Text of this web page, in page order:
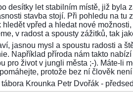
desítky let stabilním místě, již byla
stavba stojí. Při pohledu na tu
hledět vpřed a hledat nové
v radost a spousty zážitků, tak
jasnou mysl a spoustu radosti a
Například příroda nám takto
pro život v jungli města ;-). Máte-li
protože bez ní člověk
Krounka Petr Dvořák -